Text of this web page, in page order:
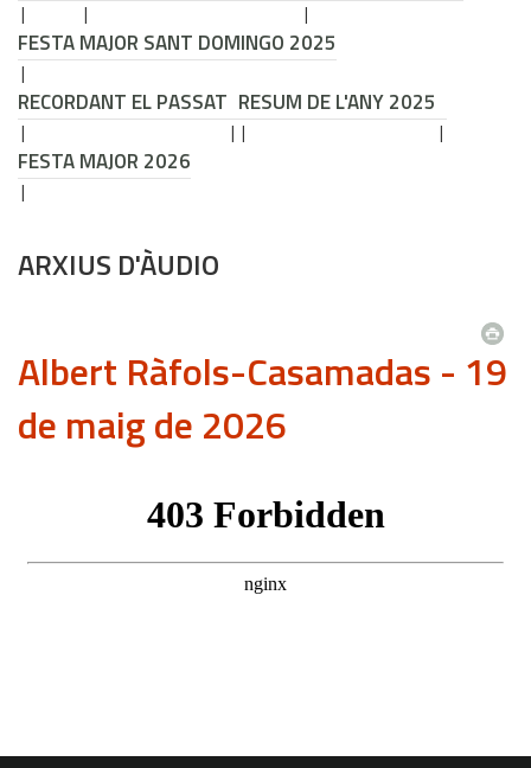
FESTA MAJOR SANT DOMINGO 2025
RECORDANT EL PASSAT RESUM DE L'ANY 2025
FESTA MAJOR 2026
ARXIUS D'ÀUDIO
Albert Ràfols-Casamadas - 19
de maig de 2026